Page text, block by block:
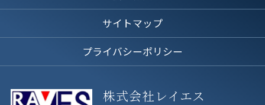
サイトマップ
プライバシーポリシー
株式会社レイエス